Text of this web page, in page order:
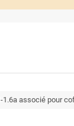
associé pour